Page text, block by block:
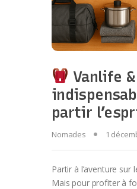
Vanlife
partir
Nomades 1
Partir à l’aventure sur
Mais pour profiter à